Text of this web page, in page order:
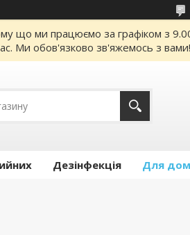
що ми працюємо за графіком з
Ми обов'язково зв'яжемось з вами!
Дезінфекція Для